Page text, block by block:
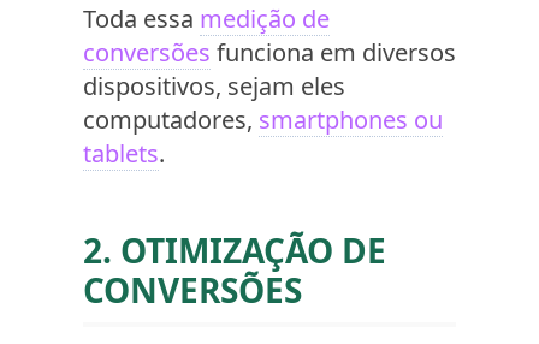
Toda essa medição de
conversões funciona em diversos
dispositivos, sejam eles
computadores, smartphones ou
tablets.
2. OTIMIZAÇÃO DE
CONVERSÕES